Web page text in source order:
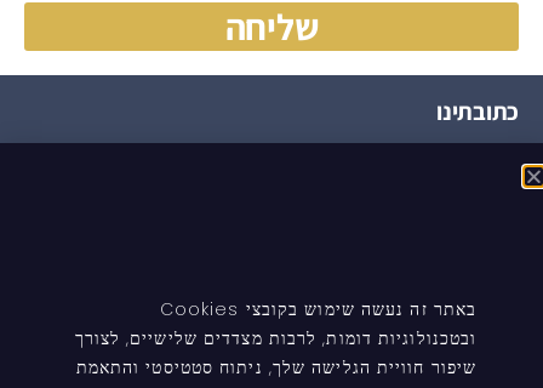
שליחה
כתובתינו
טיפים ומידע
עדכונים לעורכי דין
באתר זה נעשה שימוש בקובצי Cookies
ובטכנולוגיות דומות, לרבות מצדדים שלישיים, לצורך
שיפור חוויית הגלישה שלך, ניתוח סטטיסטי והתאמת